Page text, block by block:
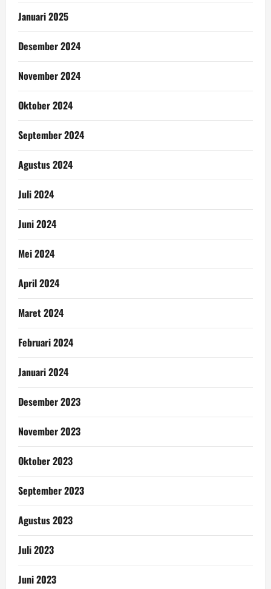
Januari 2025
Desember 2024
November 2024
Oktober 2024
September 2024
Agustus 2024
Juli 2024
Juni 2024
Mei 2024
April 2024
Maret 2024
Februari 2024
Januari 2024
Desember 2023
November 2023
Oktober 2023
September 2023
Agustus 2023
Juli 2023
Juni 2023